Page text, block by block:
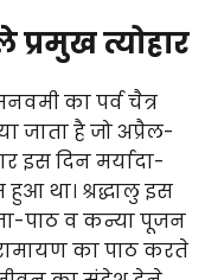
त्योहार
का पर्व चैत्र
जाता है जो अप्रैल-
इस दिन मर्यादा-
था। श्रद्धालु इस
पाठ व कन्या पूजन
का पाठ करते